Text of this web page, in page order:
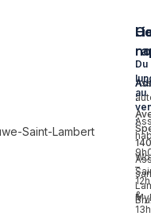
Saint-Lambert
:
Du
au
:
–
&